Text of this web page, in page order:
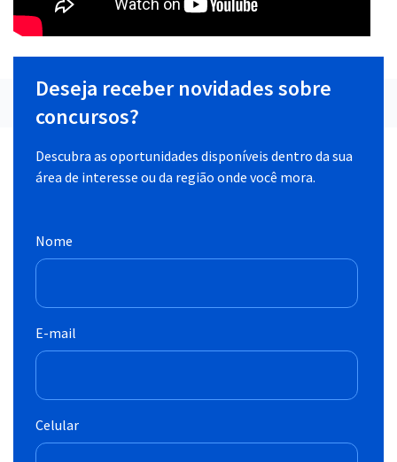
Deseja receber novidades sobre
concursos?
Descubra as oportunidades disponíveis dentro da sua
área de interesse ou da região onde você mora.
Nome
E-mail
Celular